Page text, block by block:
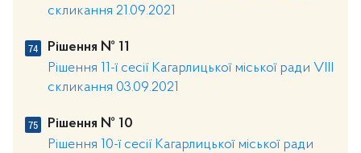
скликання 21.09.2021
Рішення № 11
Рішення 11-ї сесії Кагарлицької міської ради VIII
скликання 03.09.2021
Рішення № 10
Рішення 10-ї сесії Кагарлицької міської ради